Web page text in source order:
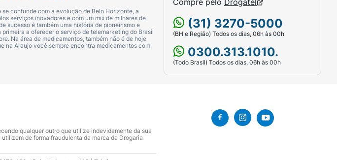
confunde com a evolução de Belo Horizonte, a
serviços inovadores e com um mix de milhares de
sucesso é também uma história de pioneirismo e
a oferecer o serviço de telemarketing do Brasil
Na área de medicamentos, também não é de hoje
na Araujo você sempre encontra medicamentos com
Compre pelo Drogatel
(31) 3270-5000
(BH e Região) Todos os dias, 06h às 00h
0300.313.1010.
(Todo Brasil) Todos os dias, 06h às 00h
qualquer outro que utilize indevidamente da sua
de forma fraudulenta da marca da Drogaria